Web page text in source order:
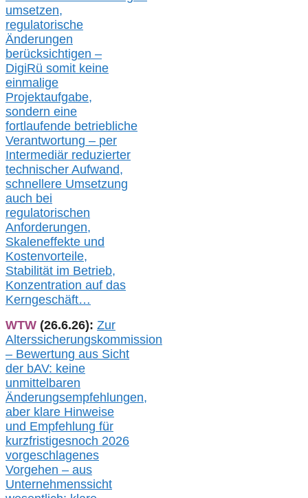
umsetzen,
regulatorische
Änderungen
berücksichtigen –
DigiRü somit keine
einmalige
Projektaufgabe,
sondern eine
fortlaufende betriebliche
Verantwortung – per
Intermediär reduzierter
technischer Aufwand,
schnellere Umsetzung
auch bei
regulatorischen
Anforderungen,
Skaleneffekte und
Kostenvorteile,
Stabilität im Betrieb,
Konzentration auf das
Kerngeschäft…
WTW (26.6.26): Zur
Alterssicherungskommission
– Bewertung aus Sicht
der bAV: keine
unmittelbaren
Änderungsempfehlungen,
aber klare Hinweise
und Empfehlung für
kurzfristigesnoch 2026
vorgeschlagenes
Vorgehen – aus
Unternehmenssicht